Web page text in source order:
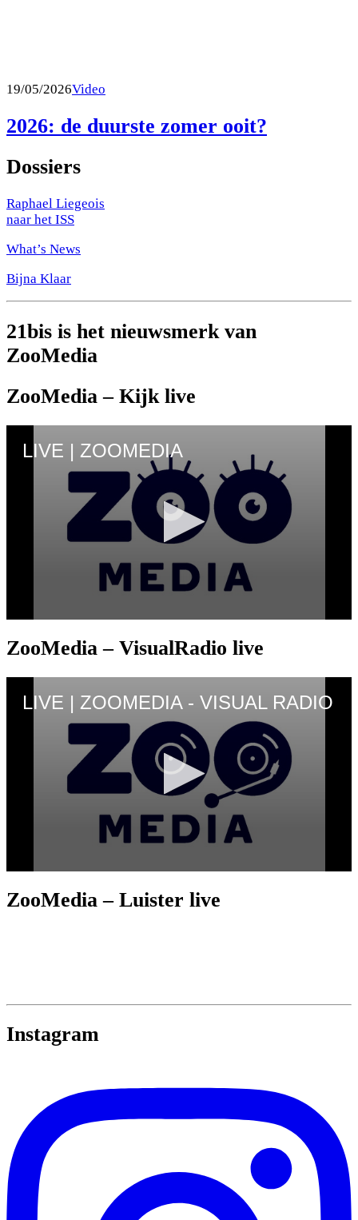
19/05/2026Video
2026: de duurste zomer ooit?
Dossiers
Raphael Liegeois
naar het ISS
What’s News
Bijna Klaar
21bis is het nieuwsmerk van
ZooMedia
ZooMedia – Kijk live
ZooMedia – VisualRadio live
ZooMedia – Luister live
Instagram